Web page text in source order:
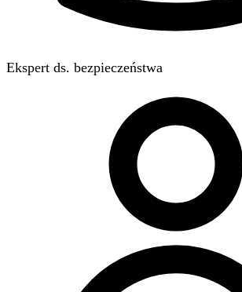
Ekspert ds. bezpieczeństwa